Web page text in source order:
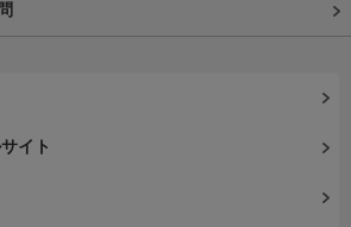
イト